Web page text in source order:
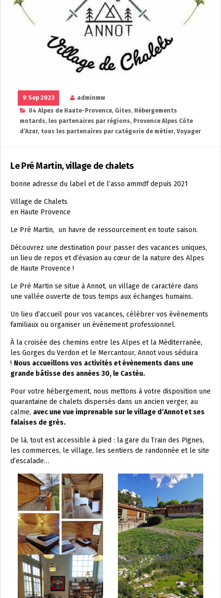
9 Sep 2023
adminmw
04 Alpes de Haute-Provence, Gites, Hébergements
motards, les partenaires par régions, Provence Alpes Côte
d’Azur, tous les partenaires par catégorie de métier, Voyager
Le Pré Martin, village de chalets
bonne adresse du label et de l’asso ammdf depuis 2021
Village de Chalets
en Haute Provence
Le Pré Martin, un havre de ressourcement en toute saison.
Découvrez une destination pour passer des vacances uniques,
un lieu de repos et d’évasion au cœur de la nature des Alpes
de Haute Provence !
Le Pré Martin se situe à Annot, un village de caractère dans
une vallée ouverte de tous temps aux échanges humains.
Un lieu d’accueil pour vos vacances, célébrer vos évènements
familiaux ou organiser un évènement professionnel.
À la croisée des chemins entre les Alpes et la Méditerranée,
les Gorges du Verdon et le Mercantour, Annot vous séduira
! Nous accueillons vos activités et évènements dans une
grande bâtisse des années 30, le Castèu.
Pour votre hébergement, nous mettons à votre disposition une
quarantaine de chalets dispersés dans un ancien verger, au
calme, avec une vue imprenable sur le village d’Annot et ses
falaises de grès.
De là, tout est accessible à pied : la gare du Train des Pignes,
les commerces, le village, les sentiers de randonnée et le site
d’escalade…